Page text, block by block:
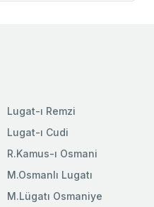
Lugat-ı Remzi
Lugat-ı Cudi
R.Kamus-ı Osmani
M.Osmanlı Lugatı
M.Lügatı Osmaniye